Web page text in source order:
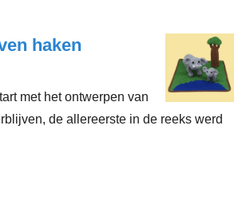
haken
met het ontwerpen van
de allereerste in de reeks werd